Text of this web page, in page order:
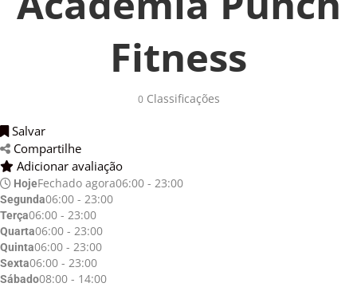
Fitness
0Classificações
Salvar
Compartilhe
Adicionar avaliação
HojeFechado agora06:00 - 23:00
Segunda06:00 - 23:00
Terça06:00 - 23:00
Quarta06:00 - 23:00
Quinta06:00 - 23:00
Sexta06:00 - 23:00
Sábado08:00 - 14:00